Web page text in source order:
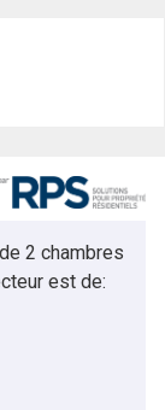
2 chambres
est de: